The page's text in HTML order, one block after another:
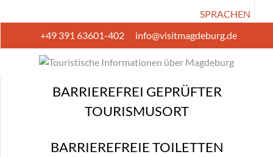
BARRIEREFREI GEPRÜFTER TOURISMUSORT
ANREISE & SERVICE
SPRACHEN
+49 391 63601-402
info@visitmagdeburg.de
BARRIEREFREI GEPRÜFTER
TOURISMUSORT
BARRIEREFREIE TOILETTEN